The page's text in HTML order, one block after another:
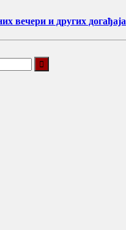
вечери и других догађаја